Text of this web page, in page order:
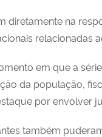
diretamente na
em que a série
da população,
por envolver
também